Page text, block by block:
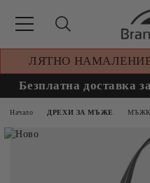
ЛЯТНО
Безплатна доставка
Начало ДРЕХИ ЗА МЪЖЕ